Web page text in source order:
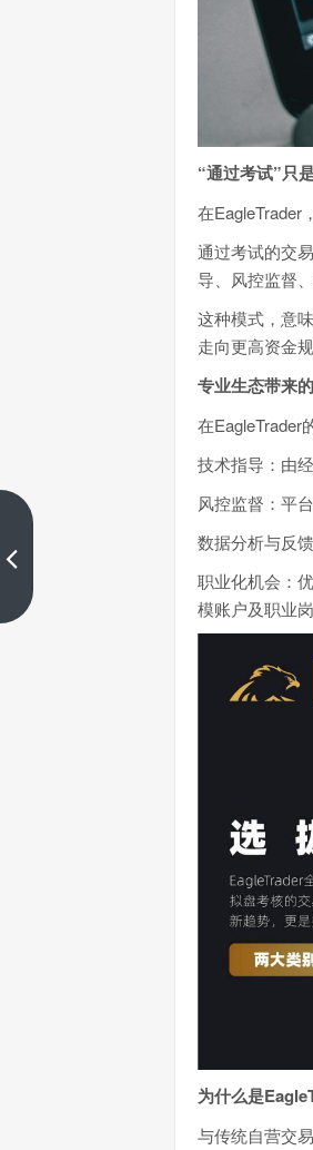
单月63万分润现场：顶尖交易员
亲授能复制的成功模式
上一篇
“通过考试”只
在EagleTrader
通过考试的交
导、风控监督
这种模式，意
走向更高资金
专业生态带来
在EagleTrader
技术指导：由
风控监督：平
数据分析与反
职业化机会：
模账户及职业岗
为什么是
与传统自营交